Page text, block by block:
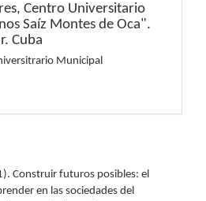
Centro Universitario
Saíz Montes de Oca".
Cuba
Municipal
Construir futuros posibles: el
en las sociedades del